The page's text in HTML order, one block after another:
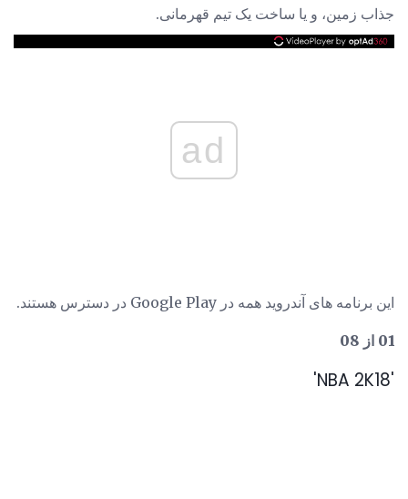
جذاب زمین، و یا ساخت یک تیم قهرمانی.
ad
این برنامه های آندروید همه در Google Play در دسترس هستند.
01 از 08
'NBA 2K18'